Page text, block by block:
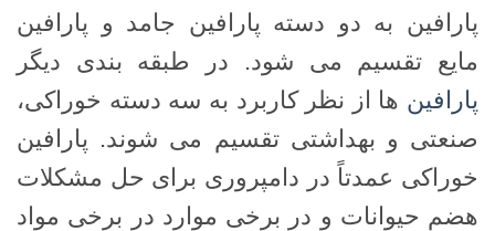
پارافین به دو دسته پارافین جامد و پارافین
مایع تقسیم می شود. در طبقه بندی دیگر
پارافین ها از نظر کاربرد به سه دسته خوراکی،
صنعتی و بهداشتی تقسیم می شوند. پارافین
خوراکی عمدتاً در دامپروری برای حل مشکلات
هضم حیوانات و در برخی موارد در برخی مواد